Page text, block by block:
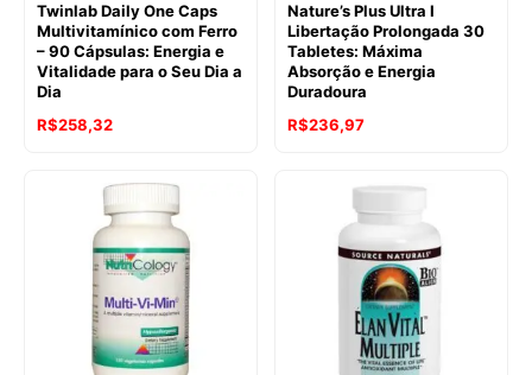
Twinlab Daily One Caps
Multivitamínico com Ferro
– 90 Cápsulas: Energia e
Vitalidade para o Seu Dia a
Dia
R$258,32
Nature’s Plus Ultra I
Libertação Prolongada 30
Tabletes: Máxima
Absorção e Energia
Duradoura
R$236,97